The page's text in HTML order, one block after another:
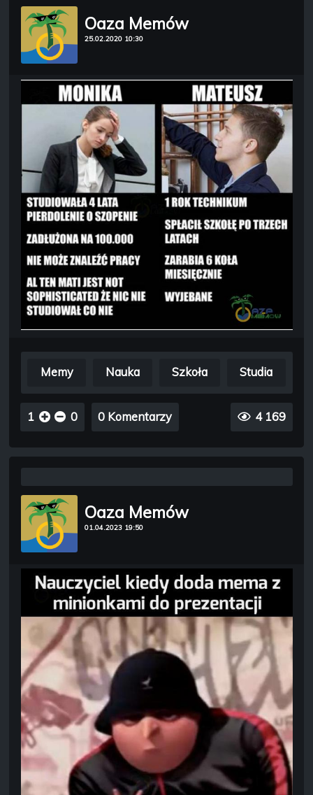
Oaza Memów
25.02.2020 10:30
Memy Nauka Szkoła Studia
1 0 0 Komentarzy 4 169
Oaza Memów
01.04.2023 19:50